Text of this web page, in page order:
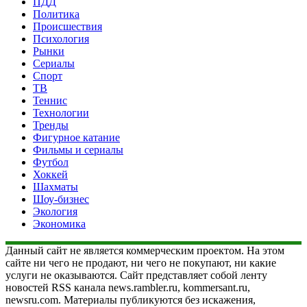
Политика
Происшествия
Психология
Рынки
Сериалы
Спорт
ТВ
Теннис
Технологии
Тренды
Фигурное катание
Фильмы и сериалы
Футбол
Хоккей
Шахматы
Шоу-бизнес
Экология
Экономика
Данный сайт не является коммерческим проектом. На этом
сайте ни чего не продают, ни чего не покупают, ни какие
услуги не оказываются. Сайт представляет собой ленту
новостей RSS канала news.rambler.ru, kommersant.ru,
newsru.com. Материалы публикуются без искажения,